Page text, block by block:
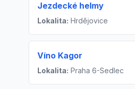
Jezdecké helmy
Lokalita: Hrdějovice
Víno Kagor
Lokalita: Praha 6-Sedlec